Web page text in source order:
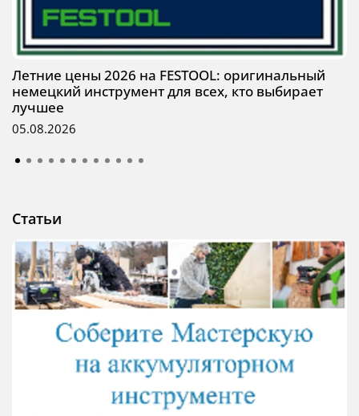
Летние цены 2026 на FESTOOL: оригинальный
немецкий инструмент для всех, кто выбирает
лучшее
05.08.2026
Статьи